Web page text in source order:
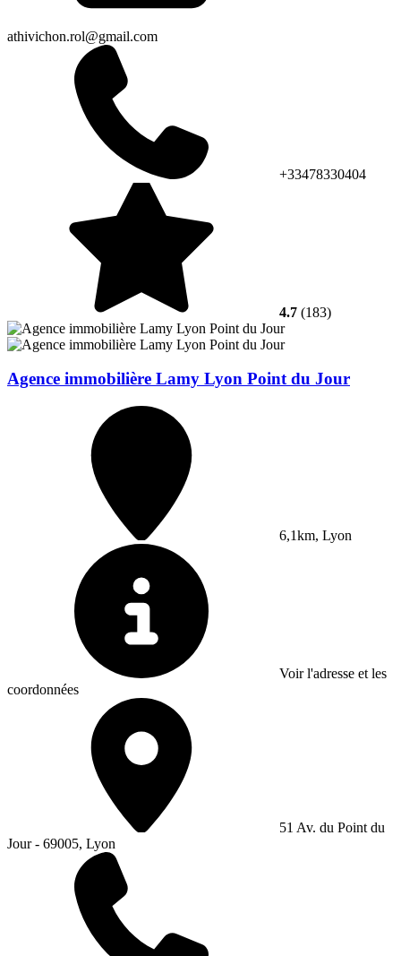
athivichon.rol@gmail.com
+33478330404
4.7 (183)
Agence immobilière Lamy Lyon Point du Jour
6,1km, Lyon
Voir l'adresse et les
coordonnées
51 Av. du Point du
Jour - 69005, Lyon